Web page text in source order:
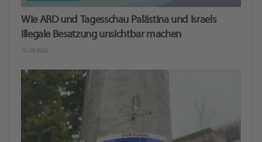
Wie ARD und Tagesschau Palästina und Israels
illegale Besatzung unsichtbar machen
02.08.2026